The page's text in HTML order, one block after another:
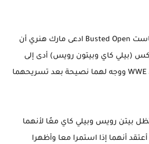
خلال ظهوره في بودكاست Busted Open ادعى مارك هنري أن
(بيلي كاي وبيتون رويس) أدى إلى
انخفاض قيمتهما في WWE ووجه لهما نصيحة بعد تسريحهما
بيتن رويس وبيلي كاي معًا لأنهما
أعتقد أنهما إذا استمرا معا وأظهرا